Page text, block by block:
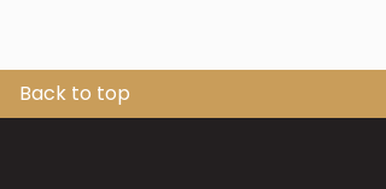
Back to top